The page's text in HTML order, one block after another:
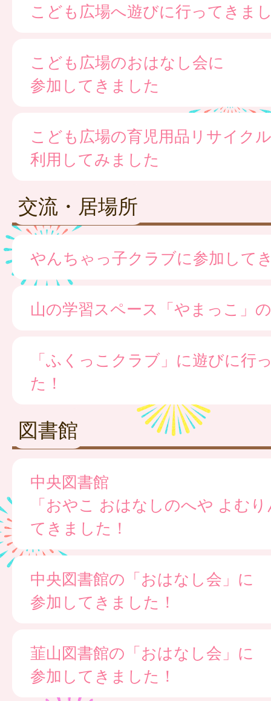
こども広場へ遊びに行ってきま
こども広場のおはなし会に
参加してきました
こども広場の育児用品リサイク
利用してみました
交流・居場所
やんちゃっ子クラブに参加して
山の学習スペース「やまっこ」
「ふくっこクラブ」に遊びに行
た！
図書館
中央図書館
「おやこ おはなしのへや よむ
てきました！
中央図書館の「おはなし会」に
参加してきました！
韮山図書館の「おはなし会」に
参加してきました！